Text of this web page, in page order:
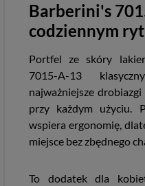
Barberini's
codziennym
Portfel ze skóry
7015-A-13
najważniejsze
przy każdym użyciu.
wspiera ergonomię,
miejsce bez zbędnego
To dodatek dla